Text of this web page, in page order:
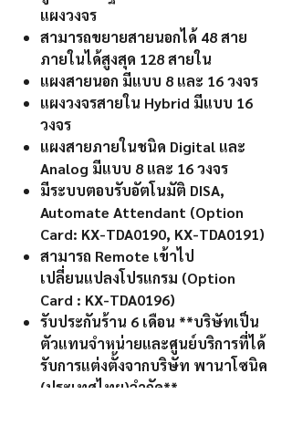
แผงวงจร
สามารถขยายสายนอกได้ 48 สาย
ภายในได้สูงสุด 128 สายใน
แผงสายนอก มีแบบ 8 และ 16 วงจร
แผงวงจรสายใน Hybrid มีแบบ 16
วงจร
แผงสายภายในชนิด Digital และ
Analog มีแบบ 8 และ 16 วงจร
มีระบบตอบรับอัตโนมัติ DISA,
Automate Attendant (Option
Card: KX-TDA0190, KX-TDA0191)
สามารถ Remote เข้าไป
เปลี่ยนแปลงโปรแกรม (Option
Card : KX-TDA0196)
รับประกันร้าน 6 เดือน **บริษัทเป็น
ตัวแทนจำหน่ายและศูนย์บริการที่ได้
รับการแต่งตั้งจากบริษัท พานาโซนิค
(ประเทศไทย)จำกัด**